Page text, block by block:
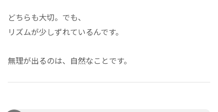
どちらも大切。でも、
リズムが少しずれているんです。
無理が出るのは、自然なことです。